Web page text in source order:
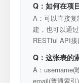
Q：如何在项
A：可以直接
建，也可以通
RESTful API接
Q：这张表的
A：username(
email(普通索